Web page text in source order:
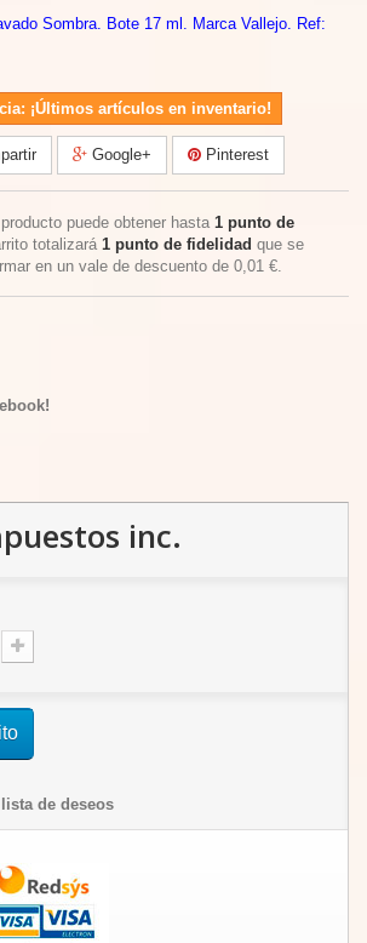
Sombra. Bote 17 ml. Marca Vallejo. Ref:
¡Últimos artículos en inventario!
Google+ Pinterest
puede obtener hasta 1 punto de
totalizará 1 punto de fidelidad que se
en un vale de descuento de 0,01 €.
inc.
de deseos